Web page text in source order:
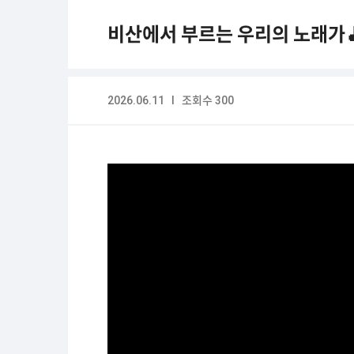
비산에서 부르는 우리의 노래가
2026.06.11 I 조회수 300